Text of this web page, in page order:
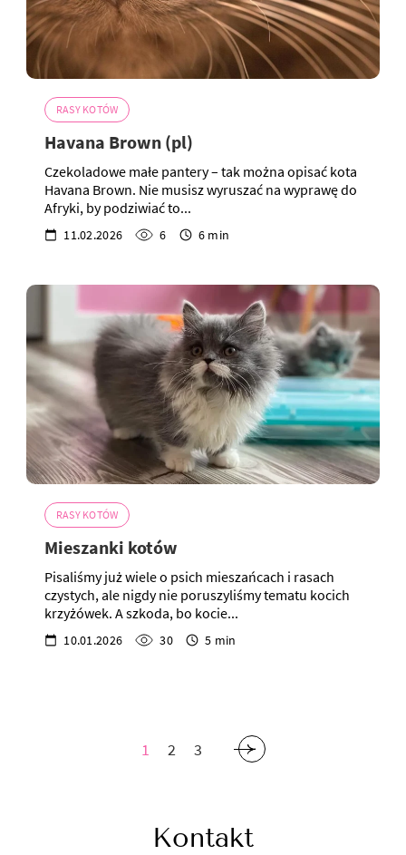
RASY KOTÓW
Havana Brown (pl)
Czekoladowe małe pantery – tak można opisać kota
Havana Brown. Nie musisz wyruszać na wyprawę do
Afryki, by podziwiać to...
11.02.2026 6 6 min
RASY KOTÓW
Mieszanki kotów
Pisaliśmy już wiele o psich mieszańcach i rasach
czystych, ale nigdy nie poruszyliśmy tematu kocich
krzyżówek. A szkoda, bo kocie...
10.01.2026 30 5 min
1 2 3
Kontakt